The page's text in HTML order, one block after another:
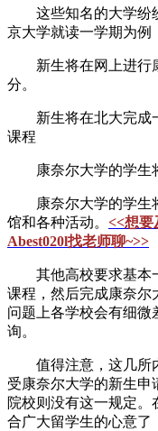
这些知名的大学纷
京大学就读一学期为例
新生将在网上进行康
分。
新生将在北大完成一
课程
康奈尔大学的学生
康奈尔大学的学生将
馆和各种活动。 <<想要
Abest020l找老师聊~>>
其他高校要求基本一
课程，然后完成康奈尔
问题上各学校会有细微
询。
值得注意，这几所
受康奈尔大学的新生
院校则没有这一规定
合广大留学生的心意了